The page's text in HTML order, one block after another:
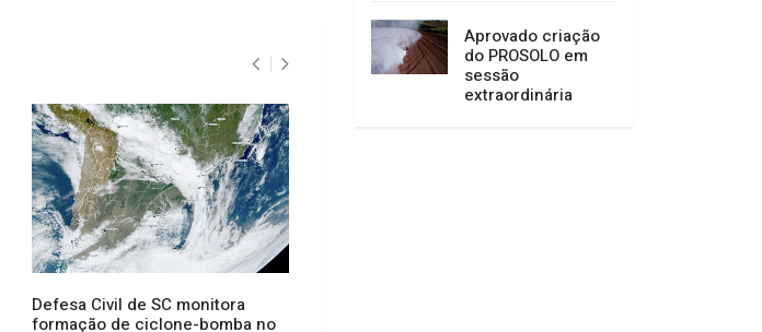
Defesa Civil de SC monitora
formação de ciclone-bomba no
Aprovado criação
do PROSOLO em
sessão
extraordinária